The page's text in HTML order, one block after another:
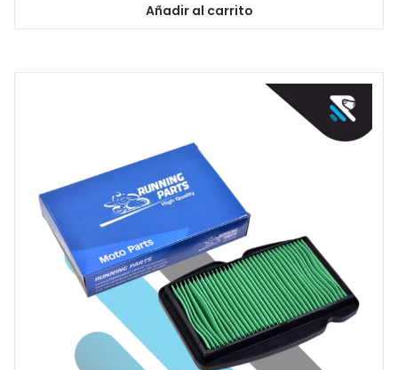
Añadir al carrito